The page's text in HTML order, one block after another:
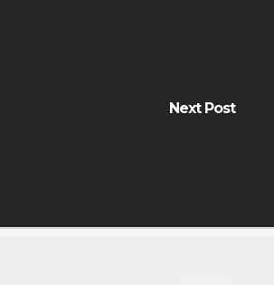
Next Post